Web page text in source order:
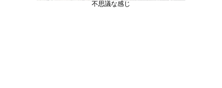
不思議な感じ